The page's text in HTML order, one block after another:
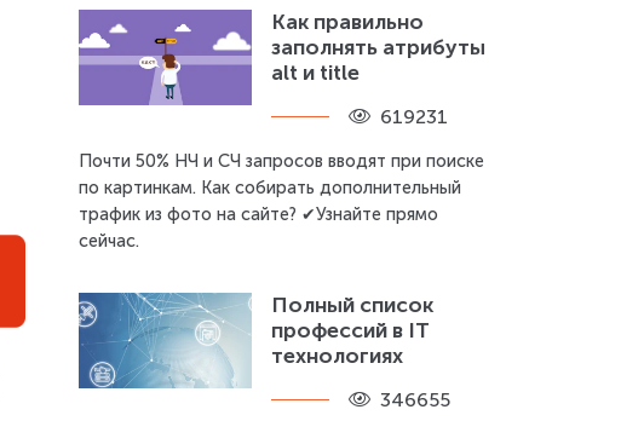
Как правильно
заполнять атрибуты
alt и title
619231
Почти 50% НЧ и СЧ запросов вводят при поиске
по картинкам. Как собирать дополнительный
трафик из фото на сайте? ✔Узнайте прямо
сейчас.
Полный список
профессий в IT
технологиях
346655